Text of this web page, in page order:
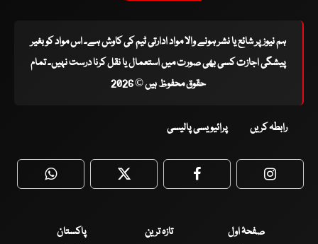
ہم نیوز پر شائع یا نشر ہونے والا مواد ادارتی ٹیم کی کاوش ہے۔ اس مواد کو بغیر
پیشگی اجازت کسی بھی صورت میں استعمال یا نقل کرنا درست نہیں۔ تمام
حقوق محفوظ ہیں © 2026
رابطہ کریں پرائیویسی پالیسی
WhatsApp Twitter Facebook
صفحۂ اول تازہ ترین
پاکستان